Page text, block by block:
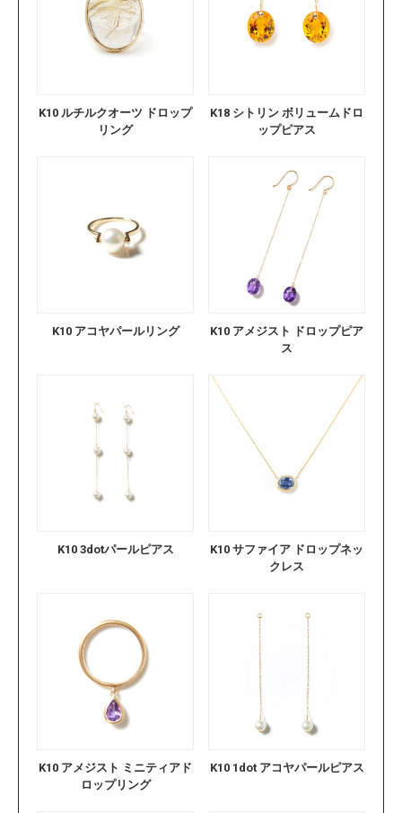
K10 ルチルクオーツ ドロップ
リング
K18 シトリン ボリュームドロ
ップピアス
K10 アコヤパールリング
K10 アメジスト ドロップピア
ス
K10 3dotパールピアス
K10 サファイア ドロップネッ
クレス
K10 アメジスト ミニティアド
ロップリング
K10 1dot アコヤパールピアス